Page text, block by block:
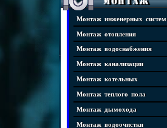
Монтаж инженерных систем
Монтаж отопления
Монтаж водоснабжения
Монтаж канализации
Монтаж котельных
Монтаж теплого пола
Монтаж дымохода
Монтаж водоочистки